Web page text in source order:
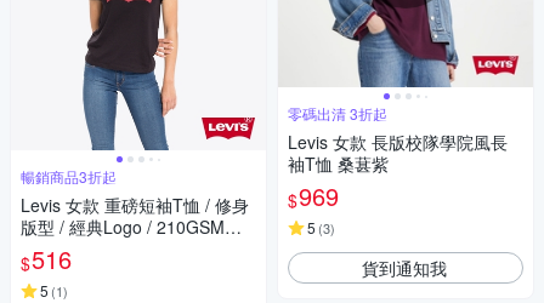
暢銷商品3折起
Levis 女款 重磅短袖T恤 / 修身
版型 / 經典Logo / 210GSM厚
棉 黑
$516
5 (1)
零碼出清 3折起
Levis 女款 長版校隊學院風長
袖T恤 桑葚紫
$969
5 (3)
貨到通知我